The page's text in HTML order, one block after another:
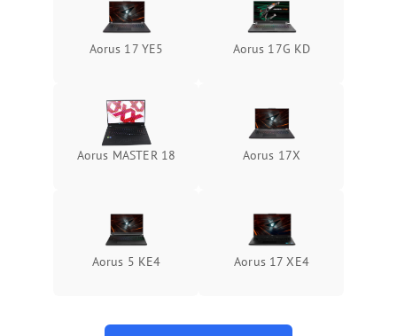
Aorus 17 YE5 Aorus 17G KD
Aorus MASTER 18 Aorus 17X
Aorus 5 KE4 Aorus 17 XE4